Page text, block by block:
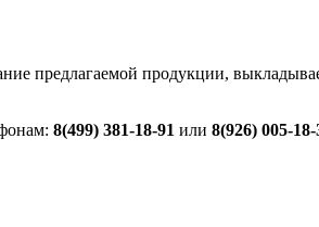
предлагаемой продукции,
8(499) 381-18-91 или 8(926) 005-18-